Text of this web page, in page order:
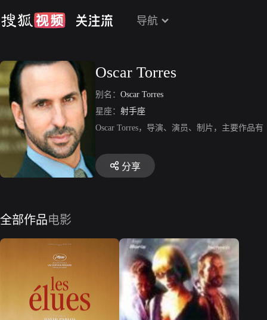
导航
Oscar Torres
别名： Oscar Torres
星座： 射手座
Oscar Torres，导演、演员、制片，主要作品有
分享
全部作品电影